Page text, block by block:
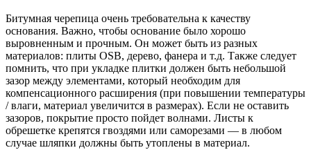
Битумная черепица очень требовательна к качеству
основания. Важно, чтобы основание было хорошо
выровненным и прочным. Он может быть из разных
материалов: плиты OSB, дерево, фанера и т.д. Также следует
помнить, что при укладке плитки должен быть небольшой
зазор между элементами, который необходим для
компенсационного расширения (при повышении температуры
/ влаги, материал увеличится в размерах). Если не оставить
зазоров, покрытие просто пойдет волнами. Листы к
обрешетке крепятся гвоздями или саморезами — в любом
случае шляпки должны быть утоплены в материал.